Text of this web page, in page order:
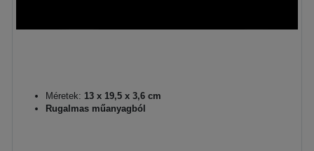
Méretek: 13 x 19,5 x 3,6 cm
Rugalmas műanyagból